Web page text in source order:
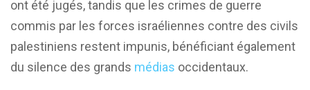
ont été jugés, tandis que les crimes de guerre
commis par les forces israéliennes contre des civils
palestiniens restent impunis, bénéficiant également
du silence des grands médias occidentaux.